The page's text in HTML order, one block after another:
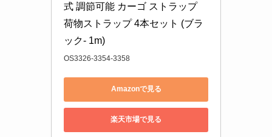
式 調節可能 カーゴ ストラップ
荷物ストラップ 4本セット (ブラ
ック- 1m)
OS3326-3354-3358
Amazonで見る
楽天市場で見る